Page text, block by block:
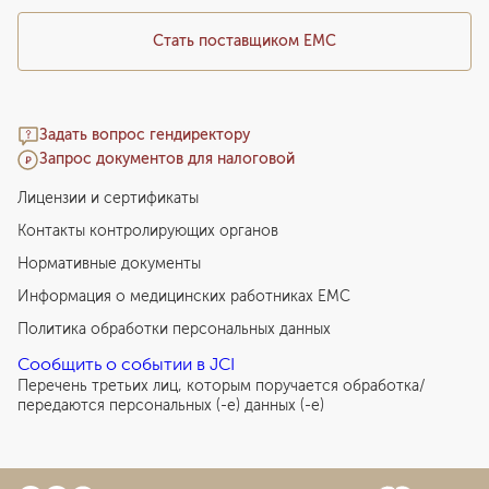
Стать поставщиком ЕМС
Задать вопрос гендиректору
Запрос документов для налоговой
Лицензии и сертификаты
Контакты контролирующих органов
Нормативные документы
Информация о медицинских работниках EMC
Политика обработки персональных данных
Сообщить о событии в JCI
Перечень третьих лиц, которым поручается обработка/
передаются персональных (-е) данных (-е)